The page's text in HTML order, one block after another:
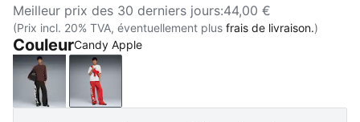
Meilleur prix des 30 derniers jours:44,00 €
(Prix incl. 20% TVA, éventuellement plus frais de livraison.)
CouleurCandy Apple
PUMA BlackCandy Apple